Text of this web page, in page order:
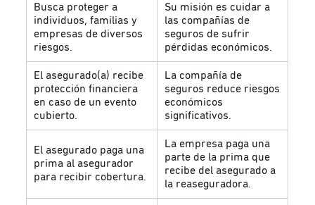
Busca proteger a
individuos, familias y
empresas de diversos
riesgos.
Su misión es cuidar a
las compañías de
seguros de sufrir
pérdidas económicos.
El asegurado(a) recibe
protección financiera
en caso de un evento
cubierto.
La compañía de
seguros reduce riesgos
económicos
significativos.
El asegurado paga una
prima al asegurador
para recibir cobertura.
La empresa paga una
parte de la prima que
recibe del asegurado a
la reaseguradora.